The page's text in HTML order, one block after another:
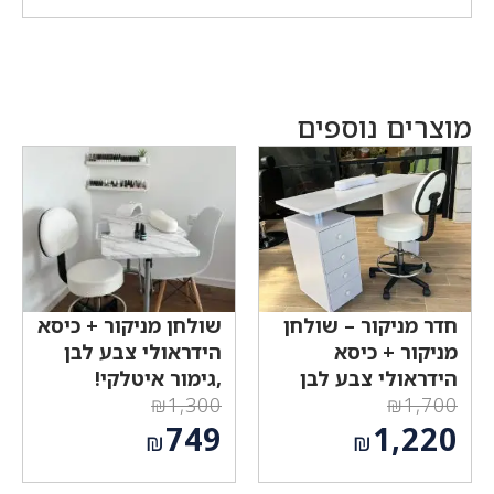
מוצרים נוספים
חדר מניקור – שולחן
מניקור + כיסא
הידראולי צבע לבן
₪1,700
המחיר
המקורי
היה:
₪1,220
שולחן מניקור + כיסא
הידראולי צבע לבן
,גימור איטלקי!
₪1,300
המחיר
המקורי
היה:
₪749